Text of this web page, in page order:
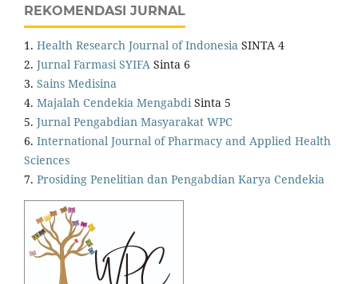
REKOMENDASI JURNAL
1. Health Research Journal of Indonesia SINTA 4
2. Jurnal Farmasi SYIFA Sinta 6
3. Sains Medisina
4. Majalah Cendekia MengabdiSinta 5
5. Jurnal Pengabdian Masyarakat WPC
6. International Journal of Pharmacy and Applied Health
Sciences
7. Prosiding Penelitian dan Pengabdian Karya Cendekia